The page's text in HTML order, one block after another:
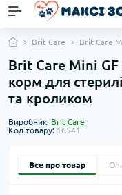
Brit Care Brit Care
Brit Care Mini
корм для
та кроликом
Виробник: Brit Care
Код товару: 16541
Все про товар